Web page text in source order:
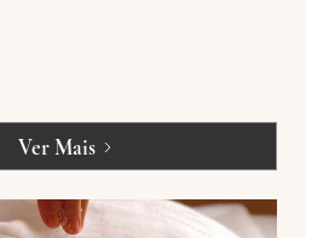
Ver Mais